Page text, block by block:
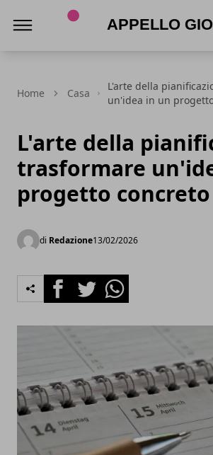
Home Casa
L'arte della
un'idea in un
L'arte della
trasformare
progetto concreto
di Redazione13/02/2026
FacebookTwitterWhatsapp